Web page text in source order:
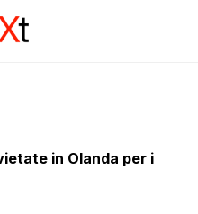
in Olanda per i